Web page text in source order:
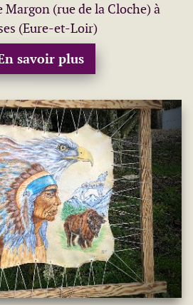
Margon (rue de la Cloche) à
(Eure-et-Loir)
savoir plus